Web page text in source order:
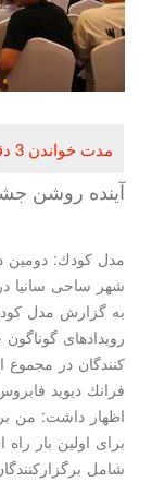
آینده روشن
شهر ساحی سانیا
رویدادهای
فرانك دیوید
اظهار داشت: من
برای اولین بار
شامل